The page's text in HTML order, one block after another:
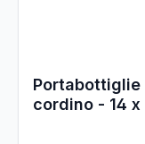
Portabottiglie
cordino - 14